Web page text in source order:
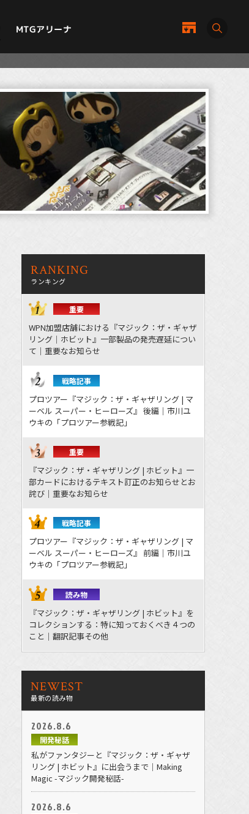
MTGアリーナ
RANKING
ランキング
重要
WPN加盟店舗における『マジック：ザ・ギャザ
リング｜ホビット』一部製品の発売遅延につい
て｜重要なお知らせ
戦略記事
プロツアー『マジック：ザ・ギャザリング | マ
ーベル スーパー・ヒーローズ』 後編｜市川ユ
ウキの「プロツアー参戦記」
重要
『マジック：ザ・ギャザリング | ホビット』一
部カードにおけるテキスト訂正のお知らせとお
詫び｜重要なお知らせ
戦略記事
プロツアー『マジック：ザ・ギャザリング | マ
ーベル スーパー・ヒーローズ』 前編｜市川ユ
ウキの「プロツアー参戦記」
読み物
『マジック：ザ・ギャザリング | ホビット』を
コレクションする：特に知っておくべき４つの
こと｜翻訳記事その他
NEWEST
最新の読み物
2026.8.6
開発秘話
私がファンタジーと『マジック：ザ・ギャザ
リング | ホビット』に出会うまで｜Making
Magic -マジック開発秘話-
2026.8.6